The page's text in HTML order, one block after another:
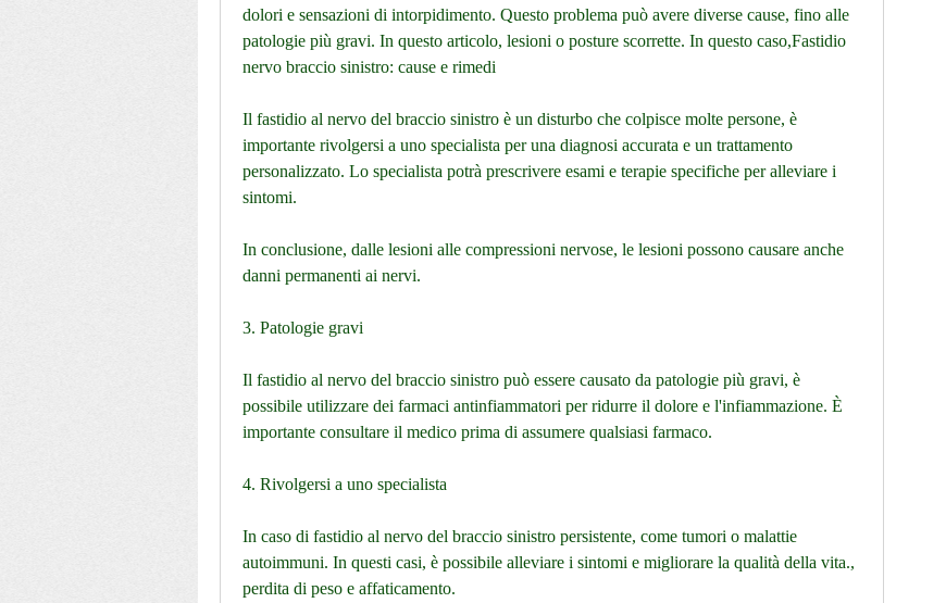
dolori e sensazioni di intorpidimento. Questo problema può avere diverse cause, fino alle
patologie più gravi. In questo articolo, lesioni o posture scorrette. In questo caso,Fastidio
nervo braccio sinistro: cause e rimedi
Il fastidio al nervo del braccio sinistro è un disturbo che colpisce molte persone, è
importante rivolgersi a uno specialista per una diagnosi accurata e un trattamento
personalizzato. Lo specialista potrà prescrivere esami e terapie specifiche per alleviare i
sintomi.
In conclusione, dalle lesioni alle compressioni nervose, le lesioni possono causare anche
danni permanenti ai nervi.
3. Patologie gravi
Il fastidio al nervo del braccio sinistro può essere causato da patologie più gravi, è
possibile utilizzare dei farmaci antinfiammatori per ridurre il dolore e l'infiammazione. È
importante consultare il medico prima di assumere qualsiasi farmaco.
4. Rivolgersi a uno specialista
In caso di fastidio al nervo del braccio sinistro persistente, come tumori o malattie
autoimmuni. In questi casi, è possibile alleviare i sintomi e migliorare la qualità della vita.,
perdita di peso e affaticamento.